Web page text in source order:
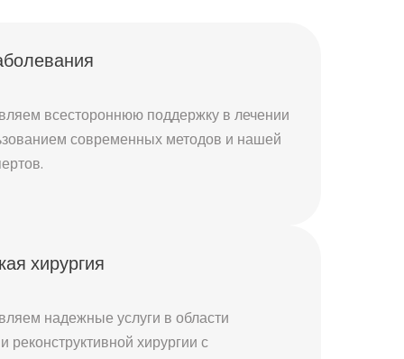
всестороннюю поддержку в лечении
современных методов и нашей
хирургия
надежные услуги в области
реконструктивной хирургии с